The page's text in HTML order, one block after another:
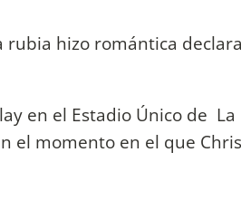
hizo romántica
en el Estadio Único de La
el momento en el que